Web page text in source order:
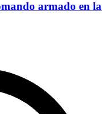
armado en la